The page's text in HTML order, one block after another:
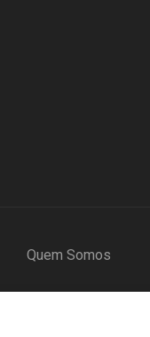
Quem Somos